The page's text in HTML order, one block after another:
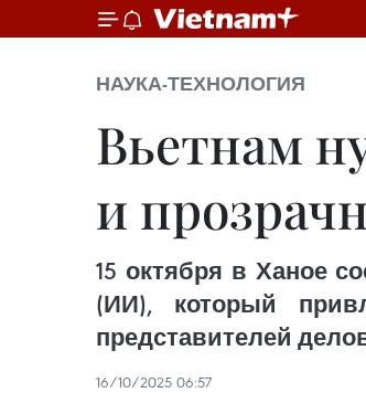
НАУКА-ТЕХНОЛОГИЯ
Вьетнам
и
15 октября в Ханое
(ИИ), который
представителей
16/10/2025 06:57